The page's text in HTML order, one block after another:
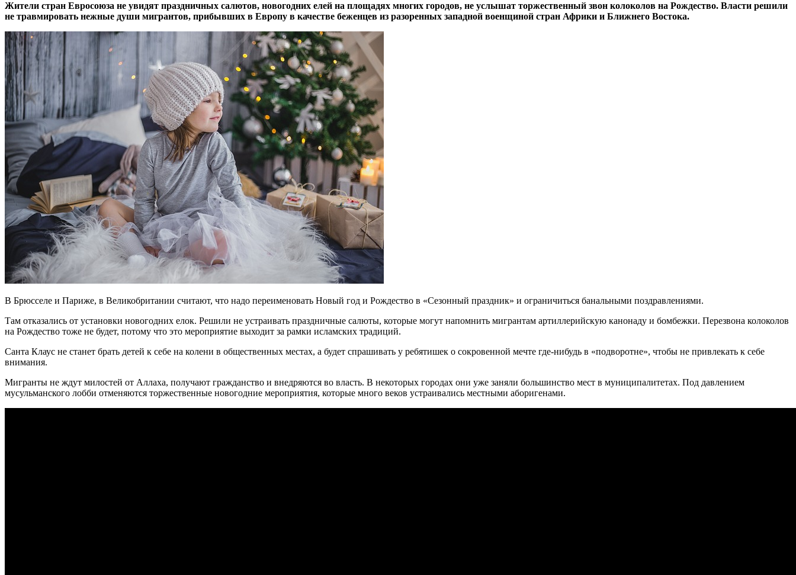
Жители стран Евросоюза не увидят праздничных салютов, новогодних елей на площадях многих городов, не услышат торжественный звон колоколов на Рождество. Власти решили
не травмировать нежные души мигрантов, прибывших в Европу в качестве беженцев из разоренных западной военщиной стран Африки и Ближнего Востока.
В Брюсселе и Париже, в Великобритании считают, что надо переименовать Новый год и Рождество в «Сезонный праздник» и ограничиться банальными поздравлениями.
Там отказались от установки новогодних елок. Решили не устраивать праздничные салюты, которые могут напомнить мигрантам артиллерийскую канонаду и бомбежки. Перезвона колоколов
на Рождество тоже не будет, потому что это мероприятие выходит за рамки исламских традиций.
Санта Клаус не станет брать детей к себе на колени в общественных местах, а будет спрашивать у ребятишек о сокровенной мечте где-нибудь в «подворотне», чтобы не привлекать к себе
внимания.
Мигранты не ждут милостей от Аллаха, получают гражданство и внедряются во власть. В некоторых городах они уже заняли большинство мест в муниципалитетах. Под давлением
мусульманского лобби отменяются торжественные новогодние мероприятия, которые много веков устраивались местными аборигенами.